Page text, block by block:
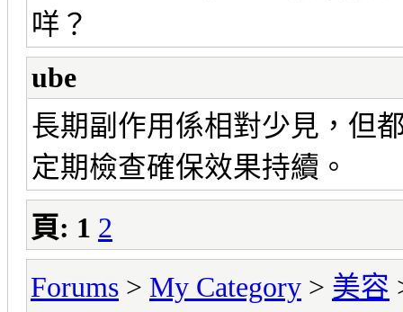
咩？
ube
長期副作用係相對少見，但
定期檢查確保效果持續。
頁: 1 2
Forums > My Category > 美容